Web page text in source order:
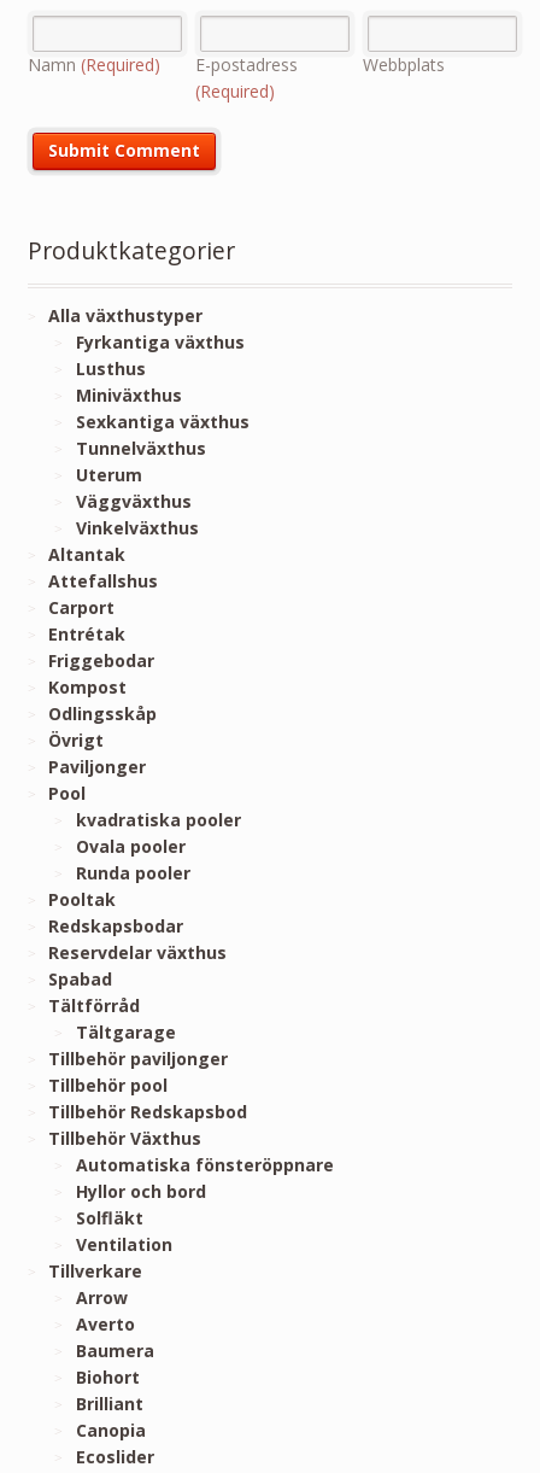
Namn (Required)
E-postadress
(Required)
Webbplats
Produktkategorier
Alla växthustyper
Fyrkantiga växthus
Lusthus
Miniväxthus
Sexkantiga växthus
Tunnelväxthus
Uterum
Väggväxthus
Vinkelväxthus
Altantak
Attefallshus
Carport
Entrétak
Friggebodar
Kompost
Odlingsskåp
Övrigt
Paviljonger
Pool
kvadratiska pooler
Ovala pooler
Runda pooler
Pooltak
Redskapsbodar
Reservdelar växthus
Spabad
Tältförråd
Tältgarage
Tillbehör paviljonger
Tillbehör pool
Tillbehör Redskapsbod
Tillbehör Växthus
Automatiska fönsteröppnare
Hyllor och bord
Solfläkt
Ventilation
Tillverkare
Arrow
Averto
Baumera
Biohort
Brilliant
Canopia
Ecoslider